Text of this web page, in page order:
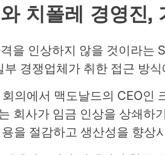
치폴레 경영진,
을 인상하지 않을 것이라는
부 경쟁업체가 취한 접근 방
회의에서 맥도날드의 CEO인
회사가 임금 인상을 상쇄하
을 절감하고 생산성을 향상